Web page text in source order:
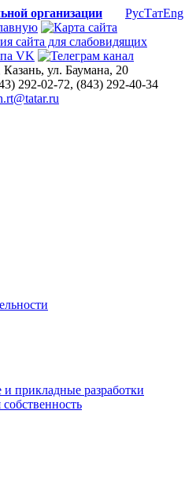
организации РусТатEng
Казань, ул. Баумана, 20
292-02-72, (843) 292-40-34
прикладные разработки